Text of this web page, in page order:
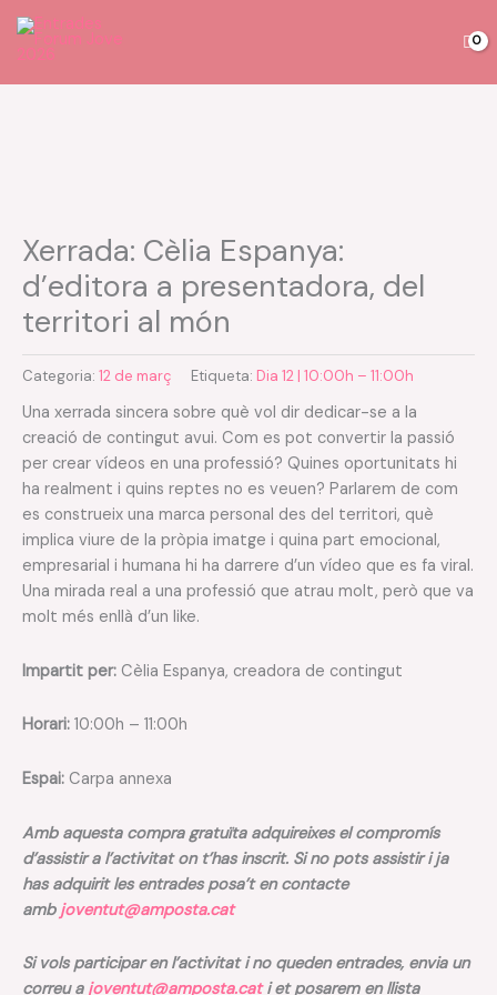
Vés
contingut
Xerrada: Cèlia Espanya:
d’editora a presentadora, del
territori al món
Categoria: 12 de març Etiqueta: Dia 12 | 10:00h – 11:00h
Una xerrada sincera sobre què vol dir dedicar-se a la
creació de contingut avui. Com es pot convertir la passió
per crear vídeos en una professió? Quines oportunitats hi
ha realment i quins reptes no es veuen? Parlarem de com
es construeix una marca personal des del territori, què
implica viure de la pròpia imatge i quina part emocional,
empresarial i humana hi ha darrere d’un vídeo que es fa viral.
Una mirada real a una professió que atrau molt, però que va
molt més enllà d’un like.
Impartit per: Cèlia Espanya, creadora de contingut
Horari: 10:00h – 11:00h
Espai: Carpa annexa
Amb aquesta compra gratuïta adquireixes el compromís
d’assistir a l’activitat on t’has inscrit. Si no pots assistir i ja
has adquirit les entrades posa’t en contacte
amb joventut@amposta.cat
Si vols participar en l’activitat i no queden entrades, envia un
correu a joventut@amposta.cati et posarem en llista
Cèlia
Espanya:
d’editora
a
del
territori
al
món